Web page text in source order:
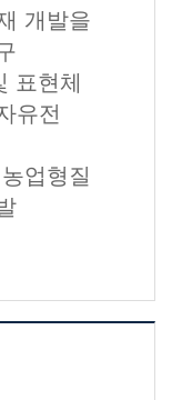
개발을
표현체
유전
업형질